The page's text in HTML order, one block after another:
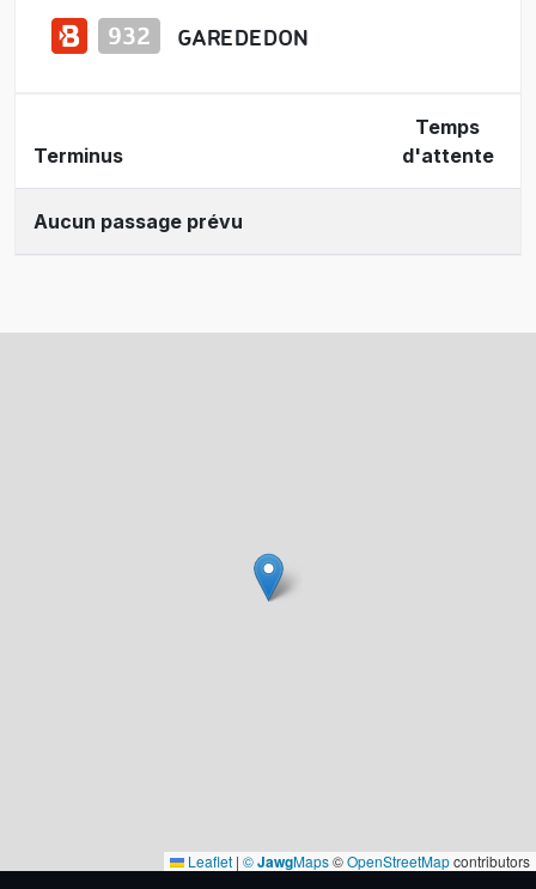
GARE DE DON
Terminus
Temps
d'attente
Aucun passage prévu
Leaflet | ©JawgMaps©OpenStreetMapcontributors